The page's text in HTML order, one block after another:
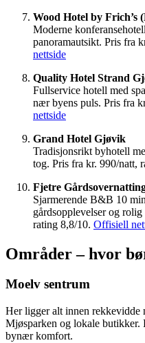
Wood Hotel by
Moderne
panoramautsikt. Pris fra
nettside
Quality Hotel Strand
Fullservice hotell med
nær byens puls. Pris fra
nettside
Grand Hotel Gjøvik
Tradisjonsrikt byhotell
tog. Pris fra kr. 990/natt,
Fjetre
Sjarmerende B&B 10
gårdsopplevelser og
rating 8,8/10. Offisiell
Områder – hvor
Moelv sentrum
Her ligger alt innen rekkevidde
Mjøsparken og lokale butikker.
bynær komfort.